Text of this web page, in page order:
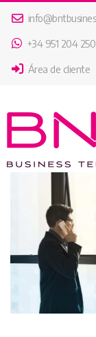
+34 951 204 250
Área de cliente